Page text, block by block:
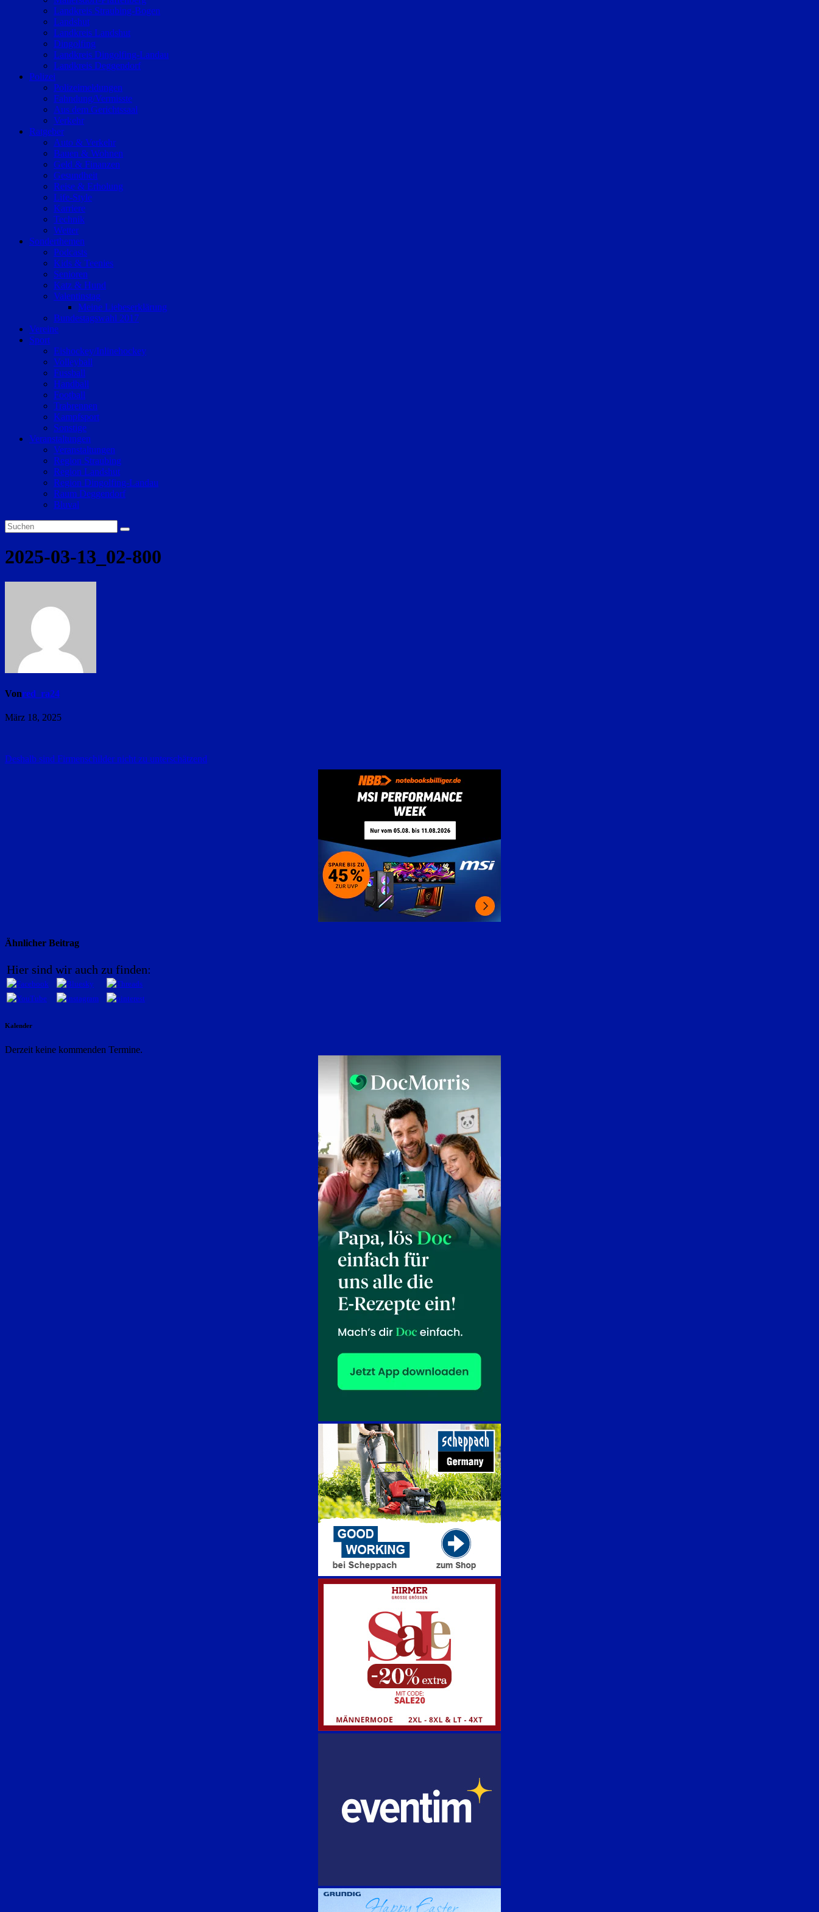
Landkreis Straubing-Bogen
Landshut
Landkreis Landshut
Dingolfing
Landkreis Dingolfing-Landau
Landkreis Deggendorf
Polizei
Polizeimeldungen
Fahndung/Vermisste
Aus dem Gerichtssaal
Verkehr
Ratgeber
Auto & Verkehr
Bauen & Wohnen
Geld & Finanzen
Gesundheit
Reise & Erholung
Life-Style
Karriere
Technik
Wetter
Sonderthemen
Podcasts
Kids & Teenies
Senioren
Katz & Hund
Valentinstag
Meine Liebeserklärung
Bundestagswahl 2017
Vereine
Sport
Eishockey/Inlinehockey
Volleyball
Fussball
Handball
Football
Trabrennen
Kampfsport
Sonstige
Veranstaltungen
Veranstaltungen
Region Straubing
Region Landshut
Region Dingolfing-Landau
Raum Deggendorf
Bluval
2025-03-13_02-800
Vonred_ra24
März 18, 2025
Beitragsnavigation
Deshalb sind Firmenschilder nicht zu unterschätzend
Ähnlicher Beitrag
Hier sind wir auch zu finden:
Kalender
Derzeit keine kommenden Termine.